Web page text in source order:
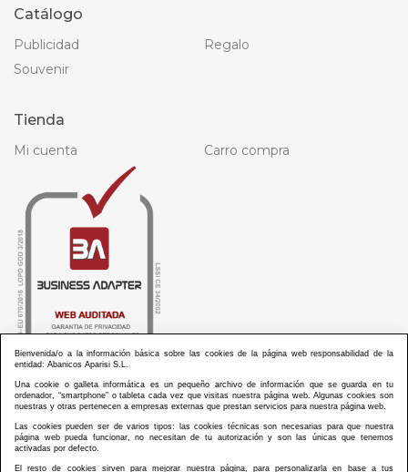
Catálogo
Publicidad
Regalo
Souvenir
Tienda
Mi cuenta Carro compra
ABANICOS APARISI S.L. ha recibido por parte de La Generalitat Valenciana, la cantidad de
100.000 € en apoyo al proyecto HISOLV/2021/3933/46 del PLAN EMPRESARIAL “PLAN RESISITIR
ABANICOS APARISI S.L. ha recibido por parte de La Generalitat Valenciana, la cantidad de 7.000
Bienvenida/o a la información básica sobre las cookies de la página web responsabilidad de la
entidad: Abanicos Aparisi S.L.
Una cookie o galleta informática es un pequeño archivo de información que se guarda en tu
ordenador, “smartphone” o tableta cada vez que visitas nuestra página web. Algunas cookies son
nuestras y otras pertenecen a empresas externas que prestan servicios para nuestra página web.
Las cookies pueden ser de varios tipos: las cookies técnicas son necesarias para que nuestra
página web pueda funcionar, no necesitan de tu autorización y son las únicas que tenemos
activadas por defecto.
El resto de cookies sirven para mejorar nuestra página, para personalizarla en base a tus